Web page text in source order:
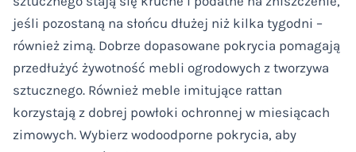
jeśli pozostaną na słońcu dłużej niż kilka tygodni –
również zimą. Dobrze dopasowane pokrycia pomagają
przedłużyć żywotność mebli ogrodowych z tworzywa
sztucznego. Również meble imitujące rattan
korzystają z dobrej powłoki ochronnej w miesiącach
zimowych. Wybierz wodoodporne pokrycia, aby